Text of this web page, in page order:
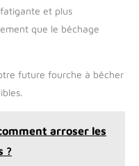
et plus
que le bêchage
future fourche à bêcher
arroser les
?